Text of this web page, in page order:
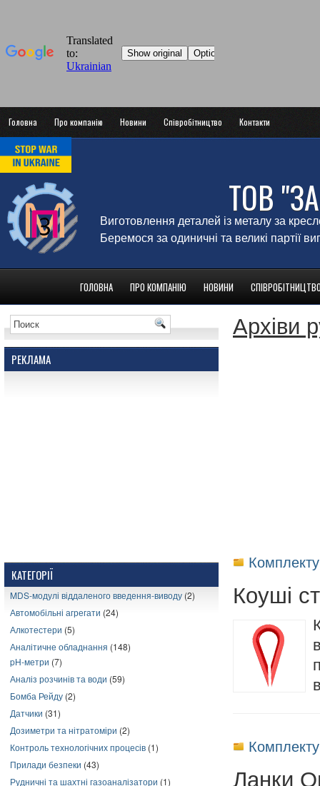
Головна Про компанію Новини Співробітництво Контакти
ТОВ
Виготовлення деталей із металу за
Беремося за одиничні та великі партії
ГОЛОВНА ПРО КОМПАНІЮ НОВИНИ
РЕКЛАМА
КАТЕГОРІЇ
MDS-модулі віддаленого введення-виводу (2)
Автомобільні агрегати (24)
Алкотестери (5)
Аналітичне обладнання (148)
pH-метри (7)
Аналіз розчинів та води (59)
Бомба Рейду (2)
Датчики (31)
Дозиметри та нітратоміри (2)
Контроль технологічних процесів (1)
Прилади безпеки (43)
Рудничні та шахтні газоаналізатори (1)
Архіви
Коуші
Ланки